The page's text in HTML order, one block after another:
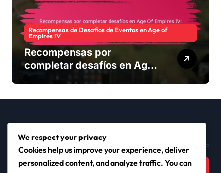
Recompensas de Desafíos de Eventos en Age of
Empires IV
Recompensas por
completar desafíos en Age
Of Empires IV: Insignias de
Buscar
Search
We respect your privacy
Cookies help us improve your experience, deliver
personalized content, and analyze traffic. You can